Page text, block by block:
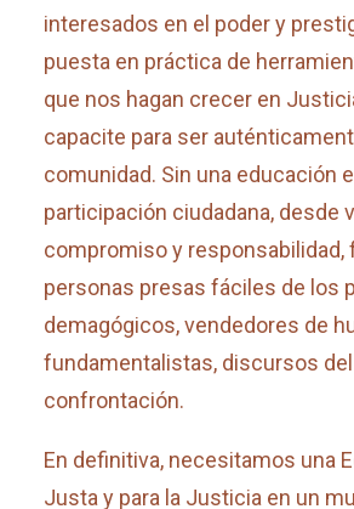
interesados en el poder y
puesta en práctica de
que nos hagan crecer en
capacite para ser
comunidad. Sin una educación
participación ciudadana, desde
compromiso y responsabilidad,
personas presas fáciles de los
demagógicos, vendedores de
fundamentalistas, discursos del
confrontación.
En definitiva, necesitamos una
Justa y para la Justicia en un